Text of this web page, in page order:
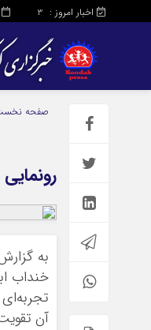
اخبار امروز : 3
صفحه
به
خنداب
آن